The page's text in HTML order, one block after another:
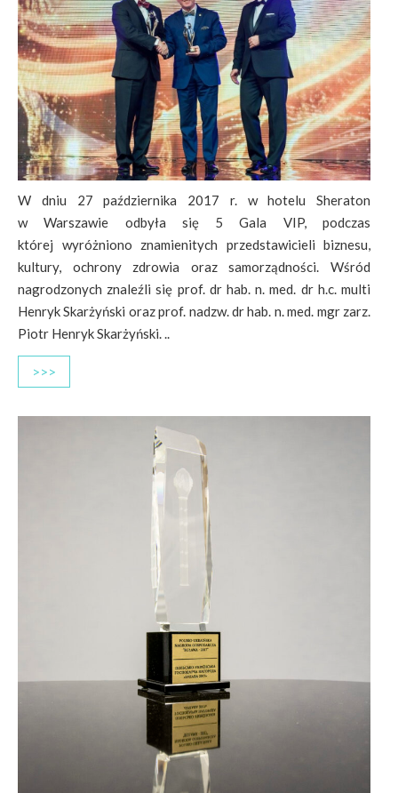
W dniu 27 października 2017 r. w hotelu Sheraton
w Warszawie odbyła się 5 Gala VIP, podczas
której wyróżniono znamienitych przedstawicieli biznesu,
kultury, ochrony zdrowia oraz samorządności. Wśród
nagrodzonych znaleźli się prof. dr hab. n. med. dr h.c. multi
Henryk Skarżyński oraz prof. nadzw. dr hab. n. med. mgr zarz.
Piotr Henryk Skarżyński. ..
>>>